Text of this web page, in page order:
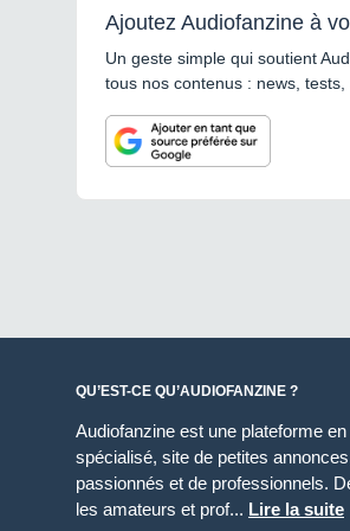
Ajoutez Audiofanzine à
Un geste simple qui soutient
tous nos contenus : news,
QU’EST-CE QU’AUDIOFANZINE ?
Audiofanzine est une plateforme
spécialisé, site de petites
passionnés et de professionnels.
les amateurs et prof... Lire la suite